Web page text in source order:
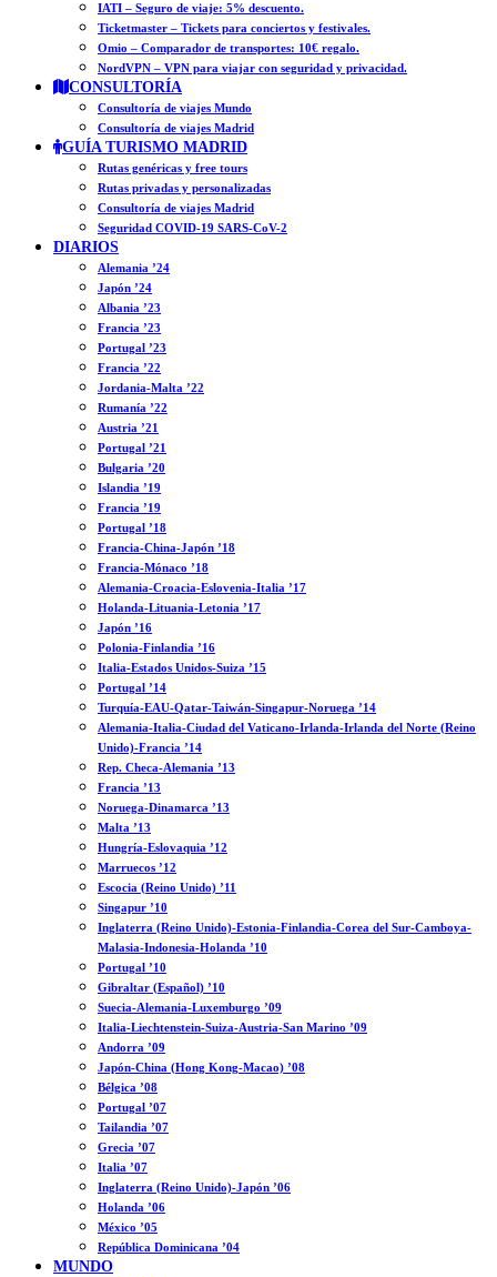
IATI – Seguro de viaje: 5% descuento.
Ticketmaster – Tickets para conciertos y festivales.
Omio – Comparador de transportes: 10€ regalo.
NordVPN – VPN para viajar con seguridad y privacidad.
CONSULTORÍA
Consultoría de viajes Mundo
Consultoría de viajes Madrid
GUÍA TURISMO MADRID
Rutas genéricas y free tours
Rutas privadas y personalizadas
Consultoría de viajes Madrid
Seguridad COVID-19 SARS-CoV-2
DIARIOS
Alemania ’24
Japón ’24
Albania ’23
Francia ’23
Portugal ’23
Francia ’22
Jordania-Malta ’22
Rumanía ’22
Austria ’21
Portugal ’21
Bulgaria ’20
Islandia ’19
Francia ’19
Portugal ’18
Francia-China-Japón ’18
Francia-Mónaco ’18
Alemania-Croacia-Eslovenia-Italia ’17
Holanda-Lituania-Letonia ’17
Japón ’16
Polonia-Finlandia ’16
Italia-Estados Unidos-Suiza ’15
Portugal ’14
Turquía-EAU-Qatar-Taiwán-Singapur-Noruega ’14
Alemania-Italia-Ciudad del Vaticano-Irlanda-Irlanda del Norte (Reino
Unido)-Francia ’14
Rep. Checa-Alemania ’13
Francia ’13
Noruega-Dinamarca ’13
Malta ’13
Hungría-Eslovaquia ’12
Marruecos ’12
Escocia (Reino Unido) ’11
Singapur ’10
Inglaterra (Reino Unido)-Estonia-Finlandia-Corea del Sur-Camboya-
Malasia-Indonesia-Holanda ’10
Portugal ’10
Gibraltar (Español) ’10
Suecia-Alemania-Luxemburgo ’09
Italia-Liechtenstein-Suiza-Austria-San Marino ’09
Andorra ’09
Japón-China (Hong Kong-Macao) ’08
Bélgica ’08
Portugal ’07
Tailandia ’07
Grecia ’07
Italia ’07
Inglaterra (Reino Unido)-Japón ’06
Holanda ’06
México ’05
República Dominicana ’04
MUNDO